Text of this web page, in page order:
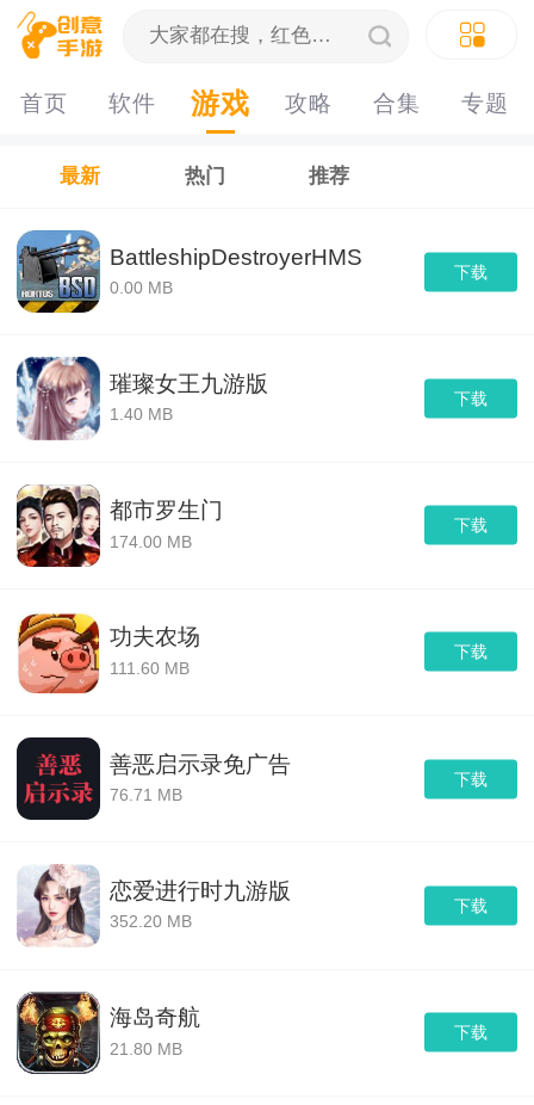
首页 软件 游戏 攻略 合集 专题
最新 热门 推荐
下载
BattleshipDestroyerHMS
0.00 MB
下载
璀璨女王九游版
1.40 MB
下载
都市罗生门
174.00 MB
下载
功夫农场
111.60 MB
下载
善恶启示录免广告
76.71 MB
下载
恋爱进行时九游版
352.20 MB
下载
海岛奇航
21.80 MB